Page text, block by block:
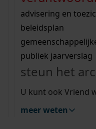
bouwvergunningen
vergunningen
beeld en geluid
uitleg nodig?
Wij helpen u op
bekijk alle
Wij helpen u op
bekijk alle zoektips
bekijk ons
advisering en
beleidsplan
publiek jaarverslag
steun het
U kunt ook Vriend
meer weten
Mijn Studiezaal